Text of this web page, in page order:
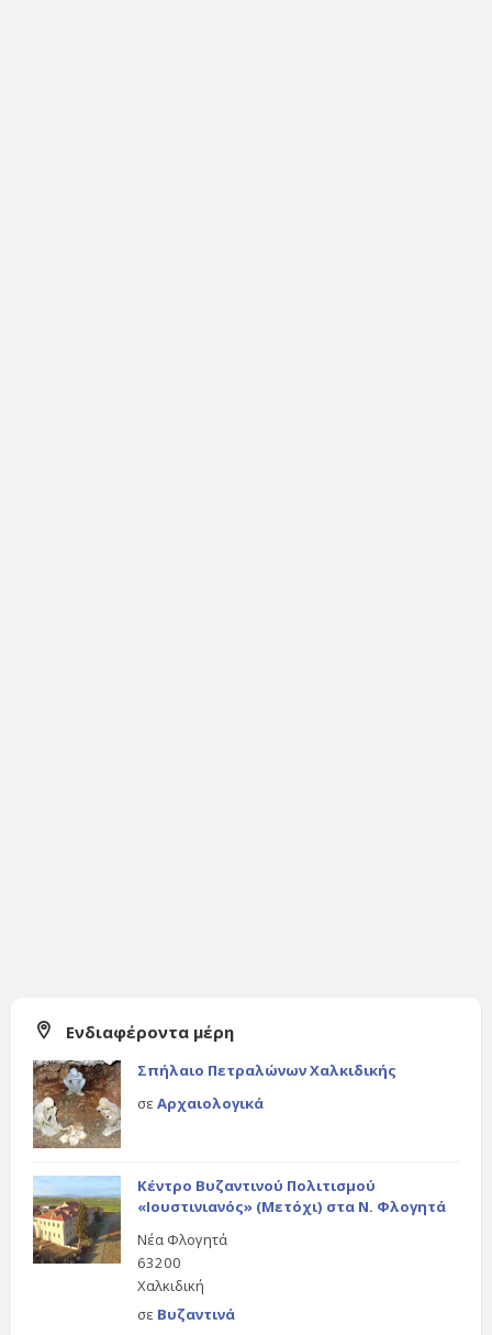
Ενδιαφέροντα μέρη
Σπήλαιο Πετραλώνων Χαλκιδικής
σε Αρχαιολογικά
Κέντρο Βυζαντινού Πολιτισμού
«Ιουστινιανός» (Μετόχι) στα Ν. Φλογητά
Νέα Φλογητά
63200
Χαλκιδική
σε Βυζαντινά